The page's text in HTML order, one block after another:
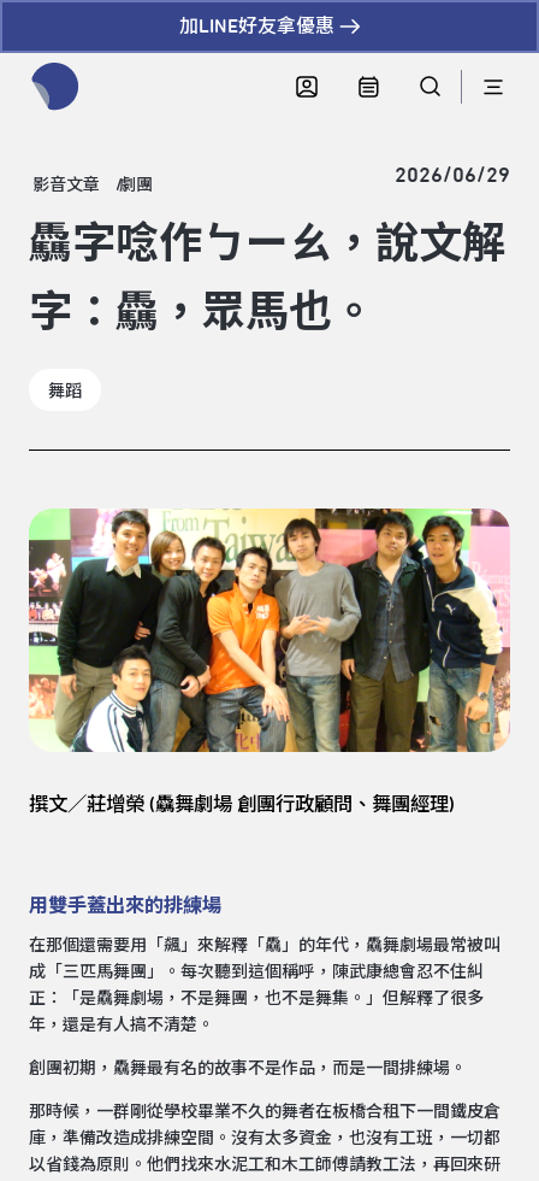
加LINE好友拿優惠
影音文章 劇團 2026/06/29
驫字唸作ㄅーㄠ，說文解
字：驫，眾馬也。
舞蹈
撰文／莊增榮 (驫舞劇場 創團行政顧問、舞團經理)
用雙手蓋出來的排練場
在那個還需要用「飆」來解釋「驫」的年代，驫舞劇場最常被叫
成「三匹馬舞團」。每次聽到這個稱呼，陳武康總會忍不住糾
正：「是驫舞劇場，不是舞團，也不是舞集。」但解釋了很多
年，還是有人搞不清楚。
創團初期，驫舞最有名的故事不是作品，而是一間排練場。
那時候，一群剛從學校畢業不久的舞者在板橋合租下一間鐵皮倉
庫，準備改造成排練空間。沒有太多資金，也沒有工班，一切都
以省錢為原則。他們找來水泥工和木工師傅請教工法，再回來研